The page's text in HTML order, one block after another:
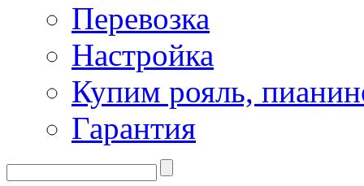
Перевозка
Настройка
Купим рояль,
Гарантия